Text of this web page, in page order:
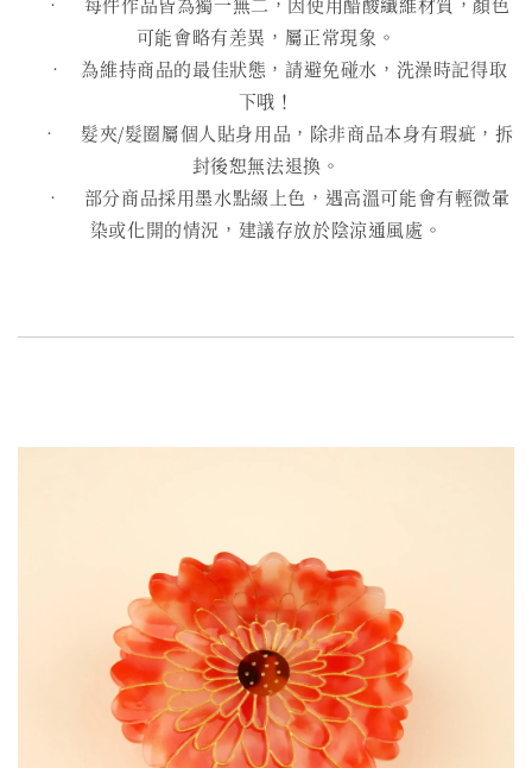
可能會略有差異，屬正常現象。
• 為維持商品的最佳狀態，請避免碰水，洗澡時記得取
下哦！
• 髮夾/髮圈屬個人貼身用品，除非商品本身有瑕疵，拆
封後恕無法退換。
• 部分商品採用墨水點綴上色，遇高溫可能會有輕微暈
染或化開的情況，建議存放於陰涼通風處。